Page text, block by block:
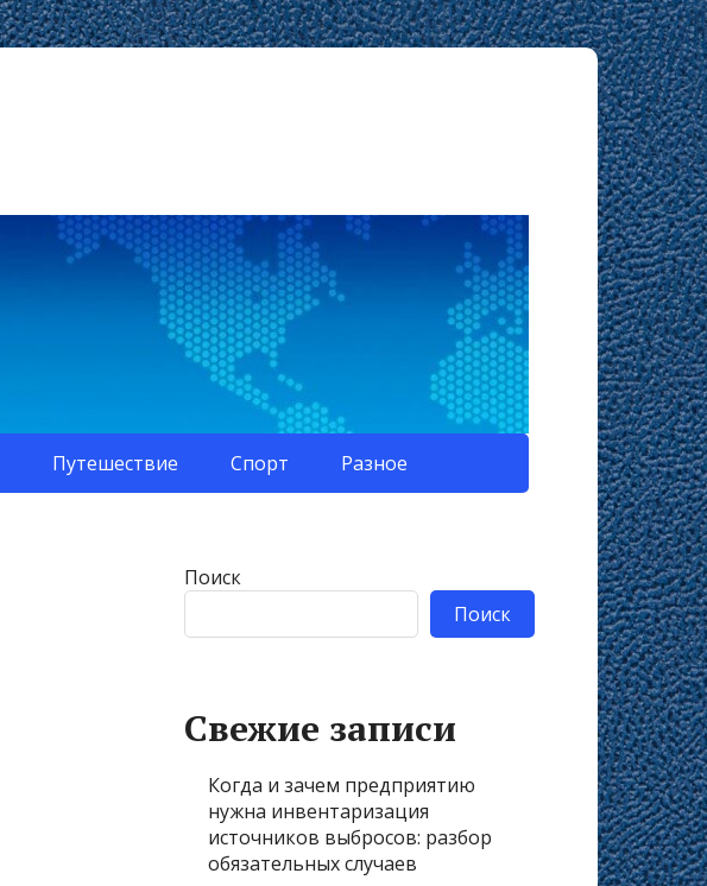
Путешествие Спорт Разное
Поиск
Поиск
Свежие записи
Когда и зачем предприятию
нужна инвентаризация
источников выбросов: разбор
обязательных случаев